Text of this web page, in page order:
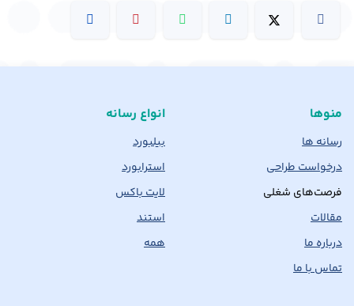
منوها
رسانه ها
درخواست طراحی
فرصت‌های شغلی
مقالات
درباره ما
تماس با ما
انواع رسانه
بیلبورد
استرابورد
لایت باکس
استند
همه